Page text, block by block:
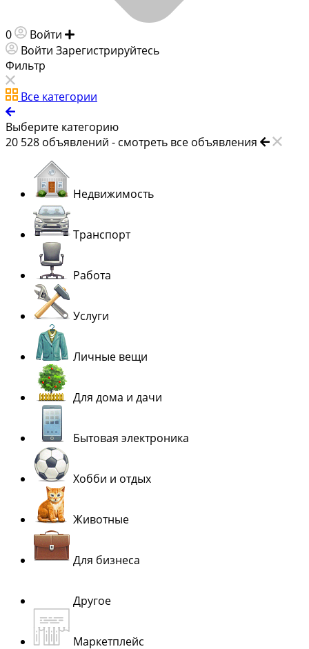
0 Войти
Войти Зарегистрируйтесь
Фильтр
Все категории
Выберите категорию
20 528 объявлений - смотреть все объявления
Недвижимость
Транспорт
Работа
Услуги
Личные вещи
Для дома и дачи
Бытовая электроника
Хобби и отдых
Животные
Для бизнеса
Другое
Маркетплейс